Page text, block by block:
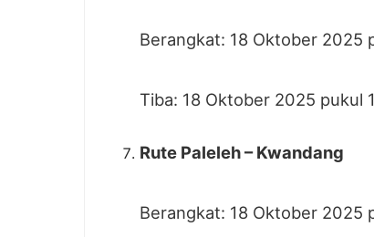
Berangkat: 18 Oktober 2025
Tiba: 18 Oktober 2025 pukul
Rute Paleleh – Kwandang
Berangkat: 18 Oktober 2025